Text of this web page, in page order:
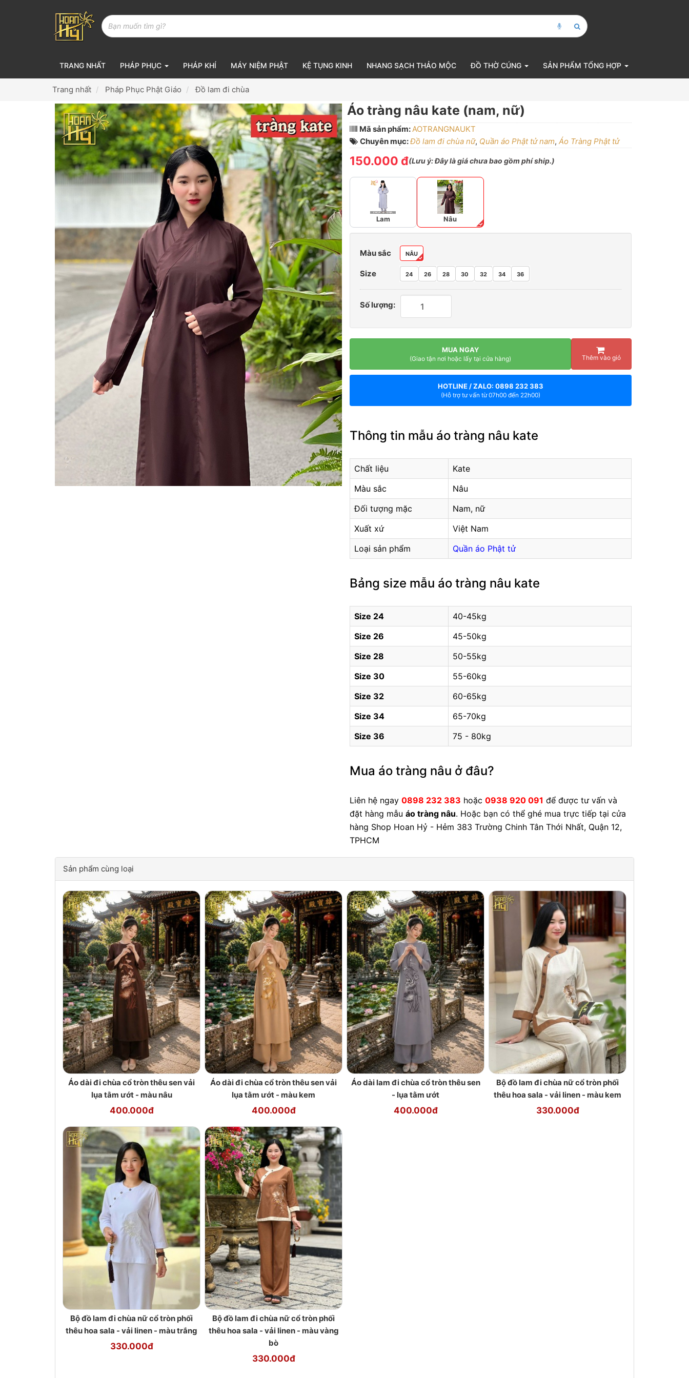
TRANG NHẤT PHÁP PHỤC PHÁP KHÍ MÁY NIỆM PHẬT KỆ TỤNG KINH NHANG SẠCH THẢO MỘC ĐỒ THỜ CÚNG SẢN PHẨM TỔNG HỢP
Trang nhất Pháp Phục Phật Giáo Đồ lam đi chùa
Áo tràng nâu kate (nam, nữ)
Mã sản phẩm:AOTRANGNAUKT
Chuyên mục:Đồ lam đi chùa nữ, Quần áo Phật tử nam, Áo Tràng Phật tử
150.000 đ(Lưu ý:Đây là giá chưa bao gồm phí ship.)
Lam Nâu
Màu sắc NÂU
Size 24 26 28 30 32 34 36
Số lượng:
MUA NGAY
(Giao tận nơi hoặc lấy tại cửa hàng) Thêm vào giỏ
HOTLINE / ZALO: 0898 232 383
(Hỗ trợ tư vấn từ 07h00 đến 22h00)
Thông tin mẫu áo tràng nâu kate
Chất liệu
Kate
Màu sắc
Nâu
Đối tượng mặc
Nam, nữ
Xuất xứ
Việt Nam
Loại sản phẩm
Quần áo Phật tử
Bảng size mẫu áo tràng nâu kate
Size 24
40-45kg
Size 26
45-50kg
Size 28
50-55kg
Size 30
55-60kg
Size 32
60-65kg
Size 34
65-70kg
Size 36
75 - 80kg
Mua áo tràng nâu ở đâu?
Liên hệ ngay 0898 232 383 hoặc 0938 920 091 để được tư vấn và
đặt hàng mẫu áo tràng nâu. Hoặc bạn có thể ghé mua trực tiếp tại cửa
hàng Shop Hoan Hỷ - Hẻm 383 Trường Chinh Tân Thới Nhất, Quận 12,
TPHCM
Sản phẩm cùng loại
Áo dài đi chùa cổ tròn thêu sen vải
lụa tằm ướt - màu nâu
400.000đ
Áo dài đi chùa cổ tròn thêu sen vải
lụa tằm ướt - màu kem
400.000đ
Áo dài lam đi chùa cổ tròn thêu sen
- lụa tằm ướt
400.000đ
Bộ đồ lam đi chùa nữ cổ tròn phối
thêu hoa sala - vải linen - màu kem
330.000đ
Bộ đồ lam đi chùa nữ cổ tròn phối
thêu hoa sala - vải linen - màu trắng
330.000đ
Bộ đồ lam đi chùa nữ cổ tròn phối
thêu hoa sala - vải linen - màu vàng
bò
330.000đ